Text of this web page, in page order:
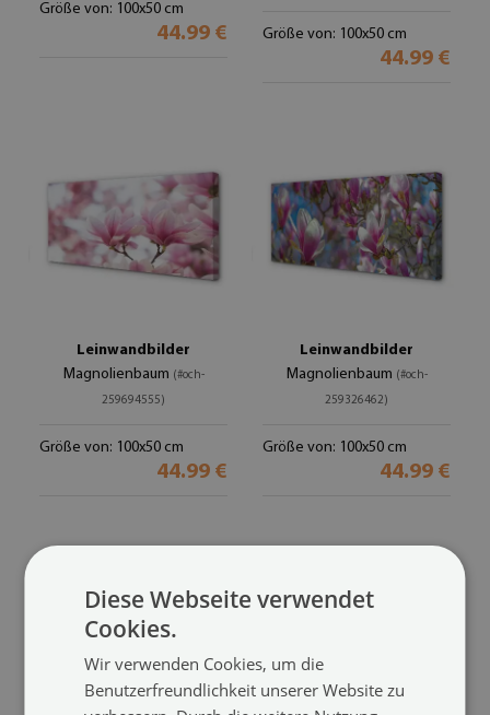
Größe von: 100x50 cm
44.99 € Größe von: 100x50 cm
44.99 €
Leinwandbilder
Magnolienbaum (#och-
259694555)
Größe von: 100x50 cm
44.99 €
Leinwandbilder
Magnolienbaum (#och-
259326462)
Größe von: 100x50 cm
44.99 €
Diese Webseite verwendet
Cookies.
Wir verwenden Cookies, um die
Benutzerfreundlichkeit unserer Website zu